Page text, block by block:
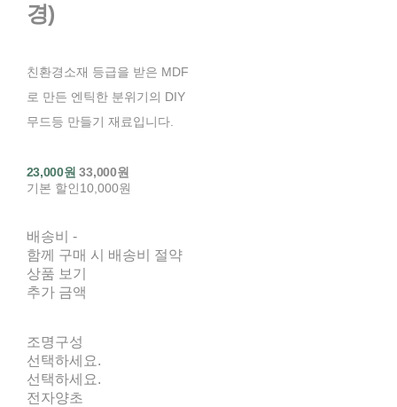
경)
친환경소재 등급을 받은 MDF
로 만든 엔틱한 분위기의 DIY
무드등 만들기 재료입니다.
23,000원33,000원
기본 할인10,000원
배송비 -
함께 구매 시 배송비 절약
상품 보기
추가 금액
조명구성
선택하세요.
선택하세요.
전자양초